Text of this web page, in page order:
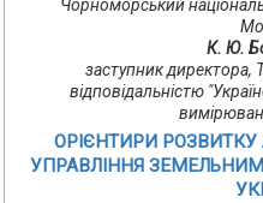
Чорноморський
К. Ю.
заступник
відповідальністю
ОРІЄНТИРИ РОЗВИТКУ
УПРАВЛІННЯ